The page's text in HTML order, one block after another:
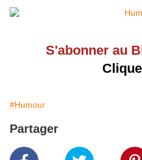
S'abonner au
#Humour
Partager